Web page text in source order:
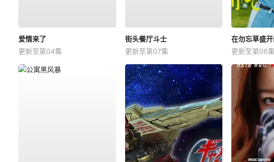
爱情来了
更新至第04集
街头餐厅斗士
更新至第07集
更新至第06集